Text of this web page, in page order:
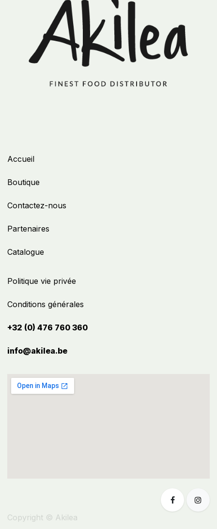
Politique vie privée
Conditions générales
+32 (0) 476 760 360
info@akilea.be​
Accueil
Boutique
Contactez-nous
Partenaires
Catalogue
Copyright © Akilea